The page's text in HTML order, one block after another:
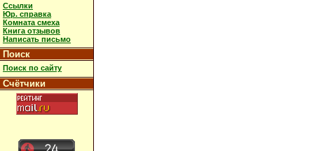
Ссылки
Юр. справка
Комната смеха
Книга отзывов
Написать письмо
Поиск
Поиск по сайту
Счётчики